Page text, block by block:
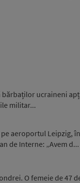
bărbaților ucraineni
militar...
aeroportul Leipzig,
de Interne: „Avem d...
O femeie de 47